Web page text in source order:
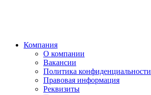
Компания
О компании
Вакансии
Политика конфиденциальности
Правовая информация
Реквизиты